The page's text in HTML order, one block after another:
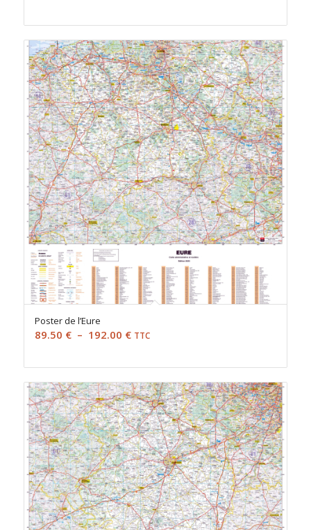
prix :
89.50 €
à
192.00 €
Poster de l’Eure
89.50 € – 192.00 €Plage
prix :
89.50 €
à
192.00 €
TTC